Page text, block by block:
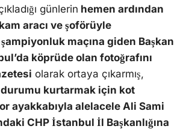
günlerin hemen ardından
aracı ve şoförüyle
şampiyonluk maçına giden Başkan
köprüde olan fotoğrafını
olarak ortaya çıkarmış,
durumu kurtarmak için kot
ayakkabıyla alelacele Ali Sami
CHP İstanbul İl Başkanlığına